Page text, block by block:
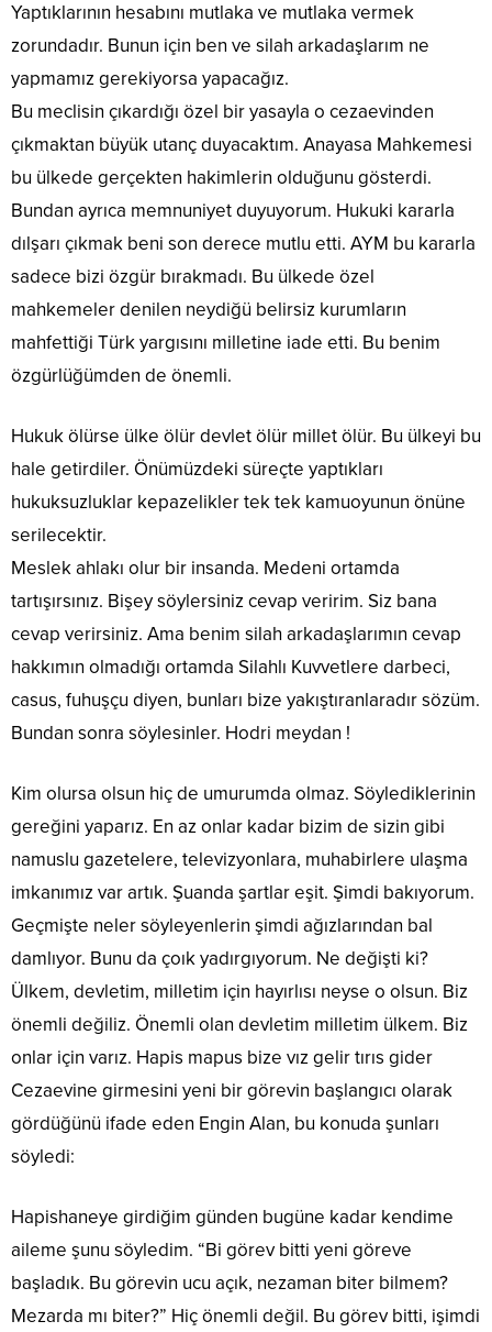
Yaptıklarının hesabını mutlaka ve mutlaka vermek
zorundadır. Bunun için ben ve silah arkadaşlarım ne
yapmamız gerekiyorsa yapacağız.
Bu meclisin çıkardığı özel bir yasayla o cezaevinden
çıkmaktan büyük utanç duyacaktım. Anayasa Mahkemesi
bu ülkede gerçekten hakimlerin olduğunu gösterdi.
Bundan ayrıca memnuniyet duyuyorum. Hukuki kararla
dılşarı çıkmak beni son derece mutlu etti. AYM bu kararla
sadece bizi özgür bırakmadı. Bu ülkede özel
mahkemeler denilen neydiğü belirsiz kurumların
mahfettiği Türk yargısını milletine iade etti. Bu benim
özgürlüğümden de önemli.
Hukuk ölürse ülke ölür devlet ölür millet ölür. Bu ülkeyi bu
hale getirdiler. Önümüzdeki süreçte yaptıkları
hukuksuzluklar kepazelikler tek tek kamuoyunun önüne
serilecektir.
Meslek ahlakı olur bir insanda. Medeni ortamda
tartışırsınız. Bişey söylersiniz cevap veririm. Siz bana
cevap verirsiniz. Ama benim silah arkadaşlarımın cevap
hakkımın olmadığı ortamda Silahlı Kuvvetlere darbeci,
casus, fuhuşçu diyen, bunları bize yakıştıranlaradır sözüm.
Bundan sonra söylesinler. Hodri meydan !
Kim olursa olsun hiç de umurumda olmaz. Söylediklerinin
gereğini yaparız. En az onlar kadar bizim de sizin gibi
namuslu gazetelere, televizyonlara, muhabirlere ulaşma
imkanımız var artık. Şuanda şartlar eşit. Şimdi bakıyorum.
Geçmişte neler söyleyenlerin şimdi ağızlarından bal
damlıyor. Bunu da çoık yadırgıyorum. Ne değişti ki?
Ülkem, devletim, milletim için hayırlısı neyse o olsun. Biz
önemli değiliz. Önemli olan devletim milletim ülkem. Biz
onlar için varız. Hapis mapus bize vız gelir tırıs gider
Cezaevine girmesini yeni bir görevin başlangıcı olarak
gördüğünü ifade eden Engin Alan, bu konuda şunları
söyledi:
Hapishaneye girdiğim günden bugüne kadar kendime
aileme şunu söyledim. “Bi görev bitti yeni göreve
başladık. Bu görevin ucu açık, nezaman biter bilmem?
Mezarda mı biter?” Hiç önemli değil. Bu görev bitti, işimdi